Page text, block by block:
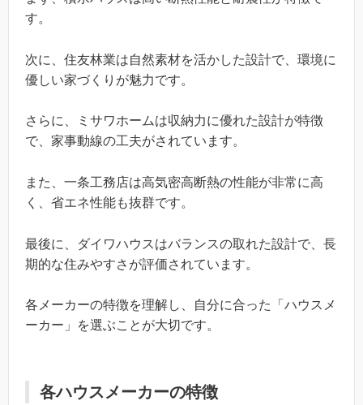
す。
次に、住友林業は自然素材を活かした設計で、環境に
優しい家づくりが魅力です。
さらに、ミサワホームは収納力に優れた設計が特徴
で、家事動線の工夫がされています。
また、一条工務店は高気密高断熱の性能が非常に高
く、省エネ性能も抜群です。
最後に、ダイワハウスはバランスの取れた設計で、長
期的な住みやすさが評価されています。
各メーカーの特徴を理解し、自分に合った「ハウスメ
ーカー」を選ぶことが大切です。
各ハウスメーカーの特徴